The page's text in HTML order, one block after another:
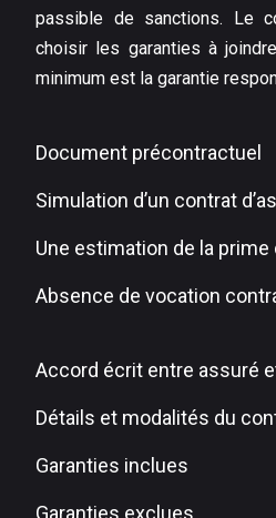
passible de sanctions. Le
choisir les garanties à
minimum est la garantie
Document précontractuel
Simulation d’un contrat
Une estimation de la prime
Absence de vocation
Accord écrit entre assuré
Détails et modalités du
Garanties inclues
Garanties exclues